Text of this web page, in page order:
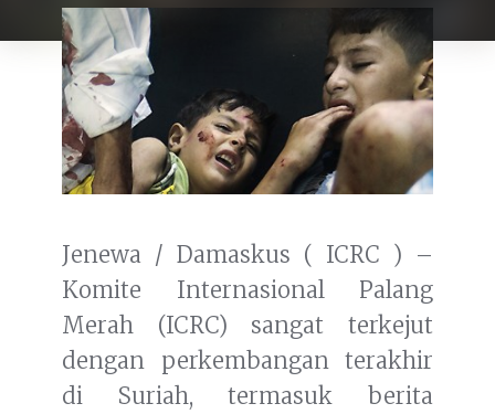
Jenewa / Damaskus ( ICRC ) –
Komite Internasional Palang
Merah (ICRC) sangat terkejut
dengan perkembangan terakhir
di Suriah, termasuk berita